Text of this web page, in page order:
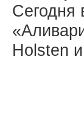
Сегодня
Holsten